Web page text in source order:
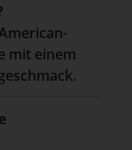
mit einem